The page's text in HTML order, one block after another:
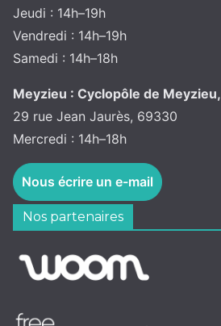
Jeudi : 14h–19h
Vendredi : 14h–19h
Samedi : 14h–18h
Meyzieu : Cyclopôle de Meyzieu,
29 rue Jean Jaurès, 69330
Mercredi : 14h–18h
Nous écrire un e-mail
Nos partenaires